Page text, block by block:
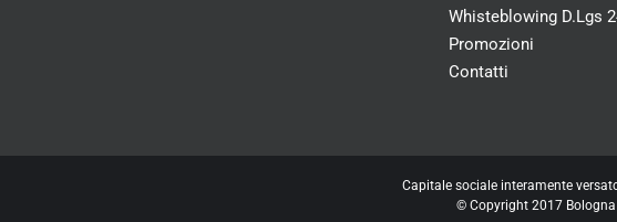
Whisteblowing D.Lgs
Promozioni
Contatti
Capitale sociale interamente
© Copyright 2017 Bologna